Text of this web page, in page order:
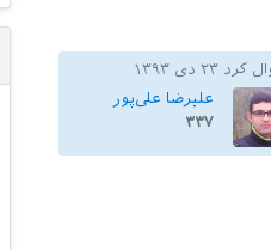
کرد ۲۳ دی ۱۳۹۳
علیرضا علی‌پور
۳۳۷